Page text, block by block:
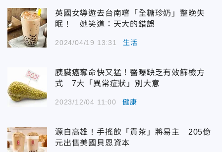
英國女導遊去台南嚐「全糖珍奶」整晚失
眠！ 她笑道：天大的錯誤
2024/04/19 13:31 生活
胰臟癌奪命快又猛！醫曝缺乏有效篩檢方
式 7大「異常症狀」別大意
2023/12/04 11:00 健康
源自高雄！手搖飲「貢茶」將易主 205億
元出售美國貝恩資本